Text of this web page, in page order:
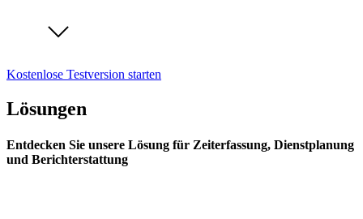
Kostenlose Testversion starten
Lösungen
Entdecken Sie unsere Lösung für Zeiterfassung, Dienstplanung
und Berichterstattung